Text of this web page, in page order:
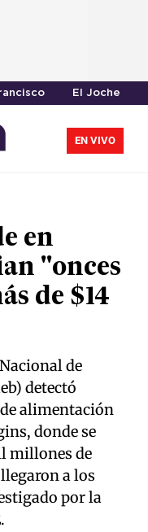
El Joche
EN VIVO
en
"onces
de $14
de
detectó
alimentación
donde se
millones de
a los
por la